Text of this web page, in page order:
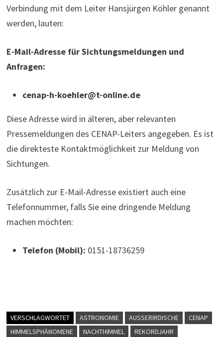
Verbindung mit dem Leiter Hansjürgen Köhler genannt
werden, lauten:
E-Mail-Adresse für Sichtungsmeldungen und
Anfragen:
cenap-h-koehler@t-online.de
Diese Adresse wird in älteren, aber relevanten
Pressemeldungen des CENAP-Leiters angegeben. Es ist
die direkteste Kontaktmöglichkeit zur Meldung von
Sichtungen.
Zusätzlich zur E-Mail-Adresse existiert auch eine
Telefonnummer, falls Sie eine dringende Meldung
machen möchten:
Telefon (Mobil): 0151-18736259
VERSCHLAGWORTET ASTRONOMIE AUSSERIRDISCHE
CENAP
HIMMELSPHÄNOMENE
NACHTHIMMEL
REKORDJAHR